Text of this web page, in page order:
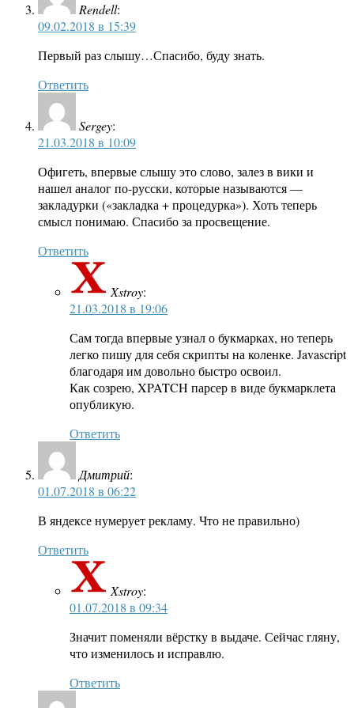
Rendell:
09.02.2018 в 15:39
Первый раз слышу…Спасибо, буду знать.
Ответить
Sergey:
21.03.2018 в 10:09
Офигеть, впервые слышу это слово, залез в вики и
нашел аналог по-русски, которые называются —
закладурки («закладка + процедурка»). Хоть теперь
смысл понимаю. Спасибо за просвещение.
Ответить
Xstroy:
21.03.2018 в 19:06
Сам тогда впервые узнал о букмарках, но теперь
легко пишу для себя скрипты на коленке. Javascript
благодаря им довольно быстро освоил.
Как созрею, XPATCH парсер в виде букмарклета
опубликую.
Ответить
Дмитрий:
01.07.2018 в 06:22
В яндексе нумерует рекламу. Что не правильно)
Ответить
Xstroy:
01.07.2018 в 09:34
Значит поменяли вёрстку в выдаче. Сейчас гляну,
что изменилось и исправлю.
Ответить